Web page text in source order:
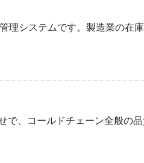
理システムです。製造業の在
、コールドチェーン全般の